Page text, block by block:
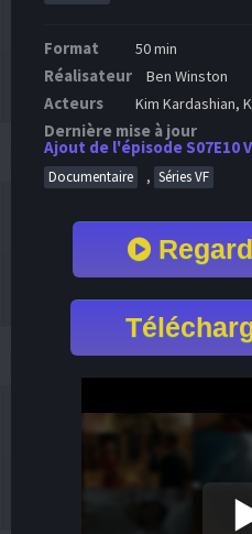
Format 50 min
Réalisateur Ben Winston
Acteurs Kim Kardashian,
Dernière mise à jour
Ajout de l'épisode S07E10
Documentaire , Séries VF